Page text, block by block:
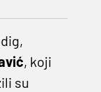
, koji
su